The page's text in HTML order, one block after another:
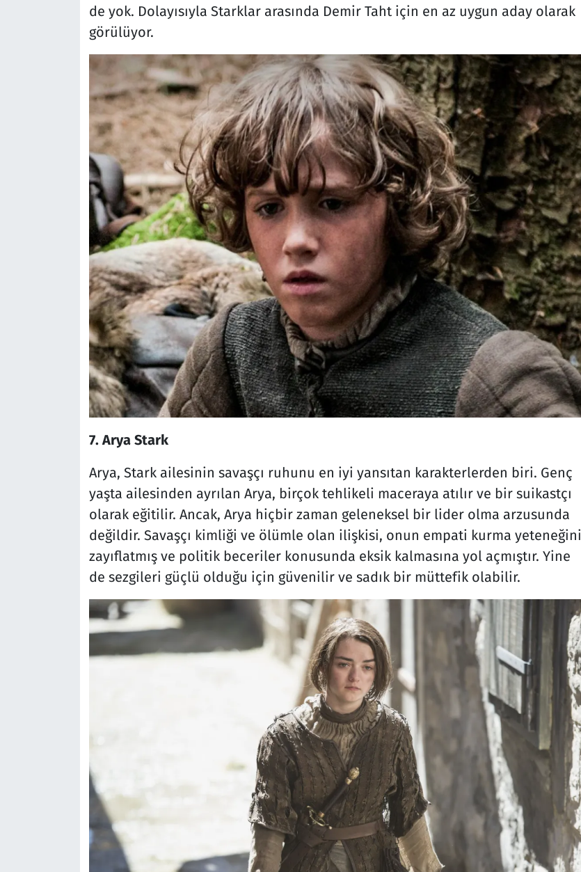
de yok. Dolayısıyla Starklar arasında Demir Taht için en az uygun aday olarak
görülüyor.
7. Arya Stark
Arya, Stark ailesinin savaşçı ruhunu en iyi yansıtan karakterlerden biri. Genç
yaşta ailesinden ayrılan Arya, birçok tehlikeli maceraya atılır ve bir suikastçı
olarak eğitilir. Ancak, Arya hiçbir zaman geleneksel bir lider olma arzusunda
değildir. Savaşçı kimliği ve ölümle olan ilişkisi, onun empati kurma yeteneğini
zayıflatmış ve politik beceriler konusunda eksik kalmasına yol açmıştır. Yine
de sezgileri güçlü olduğu için güvenilir ve sadık bir müttefik olabilir.